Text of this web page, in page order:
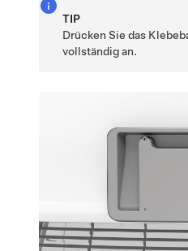
TIP
Drücken Sie das
vollständig an.